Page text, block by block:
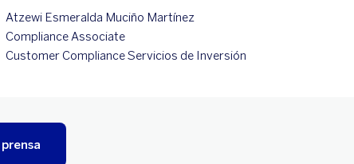
Atzewi Esmeralda Muciño Martínez
Compliance Associate
Customer Compliance Servicios de Inversión